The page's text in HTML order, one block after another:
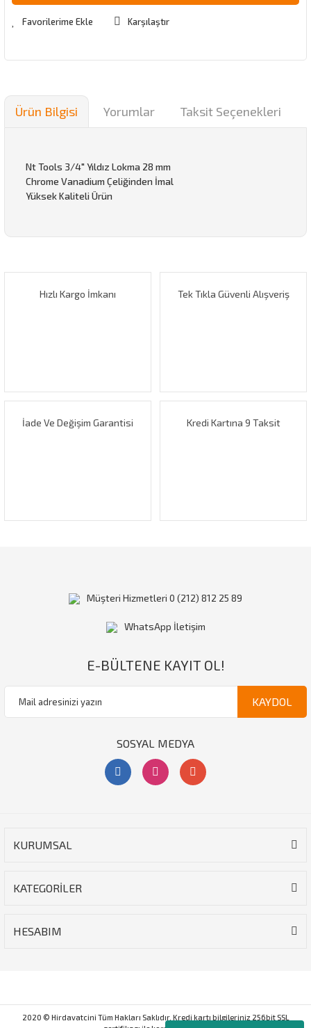
Karşılaştır
Ürün Bilgisi Yorumlar Taksit Seçenekleri
Nt Tools 3/4" Yıldız Lokma 28 mm
Chrome Vanadium Çeliğinden İmal
Yüksek Kaliteli Ürün
Görüş ve önerileriniz için teşekkür ederiz.
Hızlı Kargo İmkanı Tek Tıkla Güvenli Alışveriş
İade Ve Değişim Garantisi Kredi Kartına 9 Taksit
KURUMSAL
KATEGORİLER
HESABIM
Müşteri Hizmetleri 0 (212) 812 25 89
WhatsApp İletişim
E-BÜLTENE KAYIT OL!
KAYDOL
SOSYAL MEDYA
2020 © Hirdavatcini Tüm Hakları Saklıdır. Kredi kartı bilgileriniz 256bit SSL